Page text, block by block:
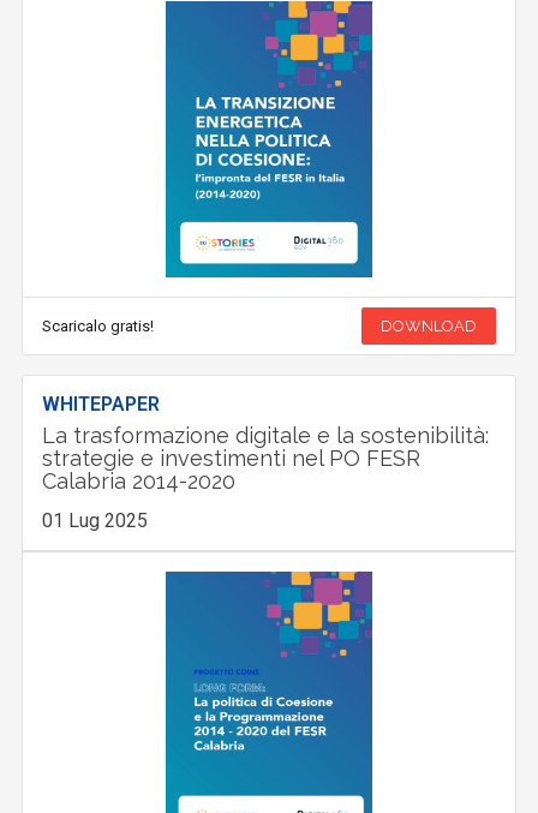
Scaricalo gratis! DOWNLOAD
WHITEPAPER
La trasformazione digitale e la sostenibilità:
strategie e investimenti nel PO FESR
Calabria 2014-2020
01 Lug 2025